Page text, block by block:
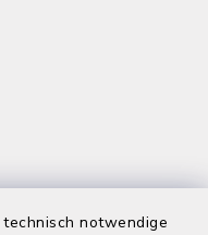
notwendige